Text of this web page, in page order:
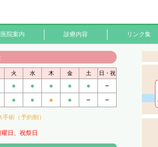
医院案内 診療内容 リンク集
火 水 木 金 土 日・祝
● ● ● ● ● −
● ● ● ● − −
術（予約制）
曜日、祝祭日